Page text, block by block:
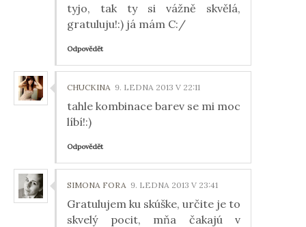
tyjo, tak ty si vážně skvělá,
gratuluju!:) já mám C:/
Odpovědět
CHUCKINA 9. LEDNA 2013 V 22:11
tahle kombinace barev se mi moc
líbí!:)
Odpovědět
SIMONA FORA 9. LEDNA 2013 V 23:41
Gratulujem ku skúške, určite je to
skvelý pocit, mňa čakajú v